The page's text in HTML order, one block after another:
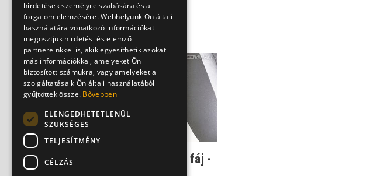
Meghúzódott, beállt és fáj -
hirdetések személyre szabására és a
forgalom elemzésére. Webhelyünk Ön általi
használatára vonatkozó információkat
megosztjuk hirdetési és elemző
partnereinkkel is, akik egyesíthetik azokat
más információkkal, amelyeket Ön
biztosított számukra, vagy amelyeket a
szolgáltatásaik Ön általi használatából
gyűjtöttek össze. Bővebben
ELENGEDHETETLENÜL
SZÜKSÉGES
TELJESÍTMÉNY
CÉLZÁS